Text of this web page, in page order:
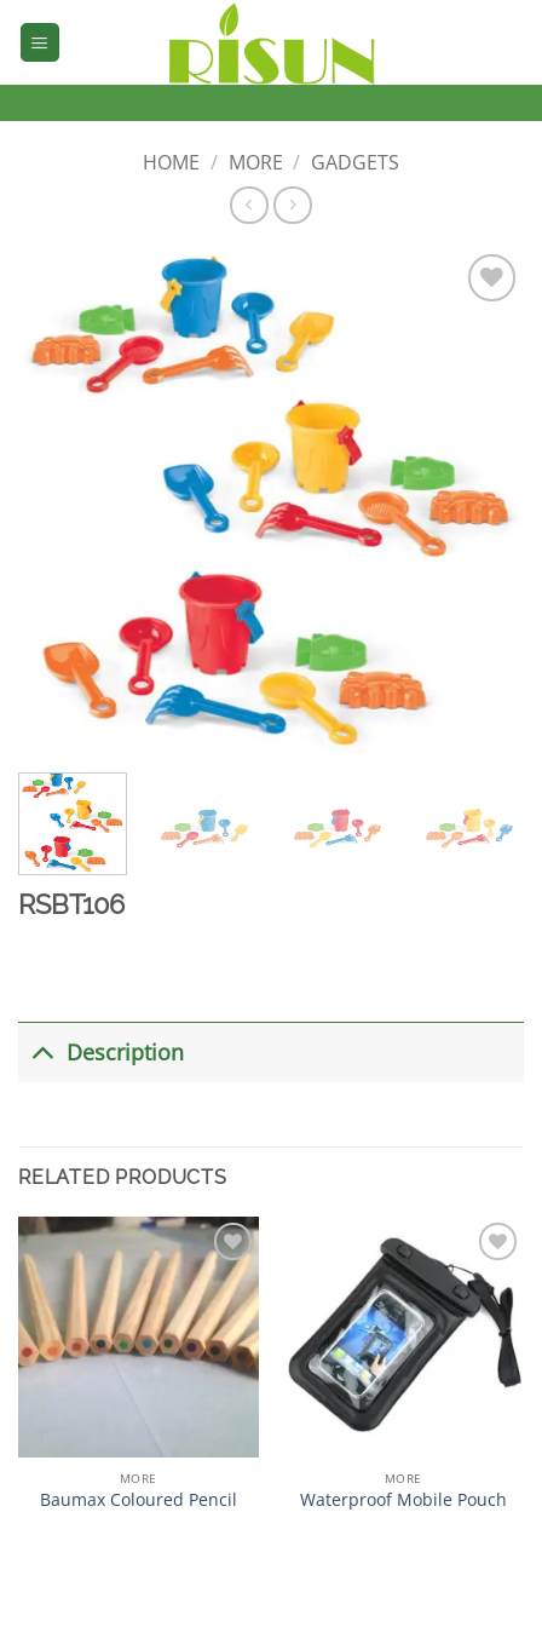
HOME / MORE / GADGETS
RSBT106
Description
RELATED PRODUCTS
加入
心愿
单
MORE
Baumax Coloured Pencil
加入
心愿
单
MORE
Waterproof Mobile Pouch